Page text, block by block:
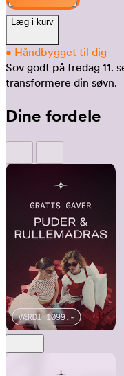
Læg i kurv
• Håndbygget til dig
Sov godt på fredag 11.
transformere din søvn.
Dine fordele